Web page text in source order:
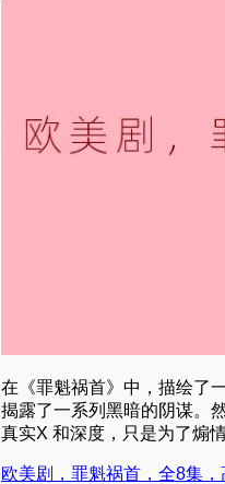
在《罪魁祸首》中，描绘了
揭露了一系列黑暗的阴谋。
真实X 和深度，只是为了煽
欧美剧，罪魁祸首，全8集，